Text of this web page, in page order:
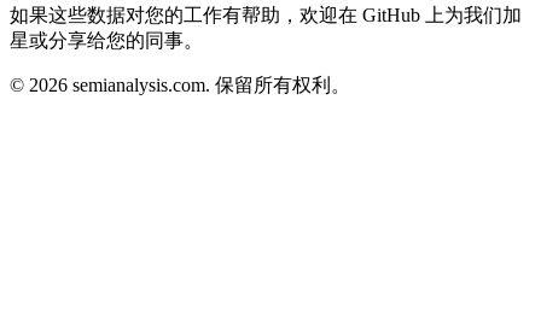
如果这些数据对您的工作有帮助，欢迎在 GitHub 上为我们加
星或分享给您的同事。
© 2026 semianalysis.com. 保留所有权利。